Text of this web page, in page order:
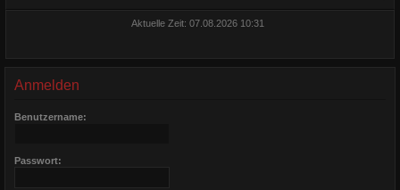
Aktuelle Zeit: 07.08.2026 10:31
Anmelden
Benutzername:
Passwort: